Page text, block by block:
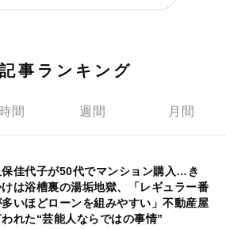
記事ランキング
間 週間 月間
保佳代子が50代でマンション購入…き
けは浴槽裏の湯垢地獄、「レギュラー番
いほどローンを組みやすい」不動産屋
れた“芸能人ならではの事情”